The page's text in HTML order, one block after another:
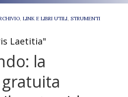
, LINK E LIBRI UTILI, STRUMENTI
Laetitia"
la